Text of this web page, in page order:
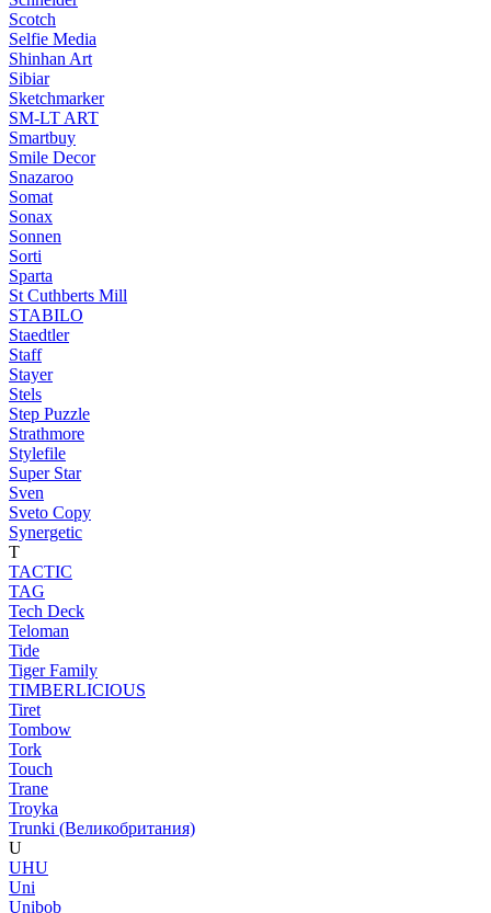
Scotch
Selfie Media
Shinhan Art
Sibiar
Sketchmarker
SM-LT ART
Smartbuy
Smile Decor
Snazaroo
Somat
Sonax
Sonnen
Sorti
Sparta
St Cuthberts Mill
STABILO
Staedtler
Staff
Stayer
Stels
Step Puzzle
Strathmore
Stylefile
Super Star
Sven
Sveto Copy
Synergetic
T
TACTIC
TAG
Tech Deck
Teloman
Tide
Tiger Family
TIMBERLICIOUS
Tiret
Tombow
Tork
Touch
Trane
Troyka
Trunki (Великобритания)
U
UHU
Uni
Unibob